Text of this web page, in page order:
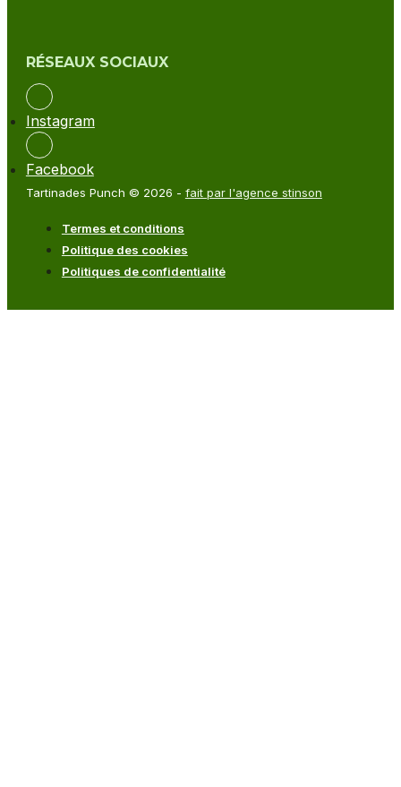
RÉSEAUX SOCIAUX
Instagram
Facebook
Tartinades Punch © 2026 - fait par l'agence stinson
Termes et conditions
Politique des cookies
Politiques de confidentialité